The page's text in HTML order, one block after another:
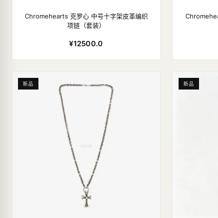
Chromehearts 克罗心 中号十字架皮革编织
项链（套装）
¥12500.0
新品 新品